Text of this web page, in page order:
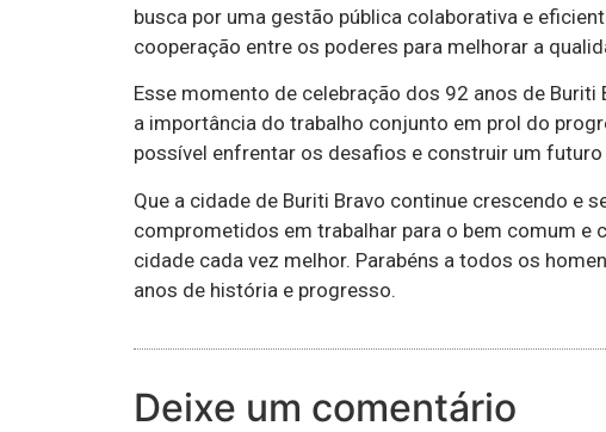
busca por uma gestão pública colaborativa e
cooperação entre os poderes para melhorar a
Esse momento de celebração dos 92 anos de
a importância do trabalho conjunto em prol do
possível enfrentar os desafios e construir um
Que a cidade de Buriti Bravo continue crescendo e
comprometidos em trabalhar para o bem comum e
cidade cada vez melhor. Parabéns a todos os
anos de história e progresso.
Deixe um comentário